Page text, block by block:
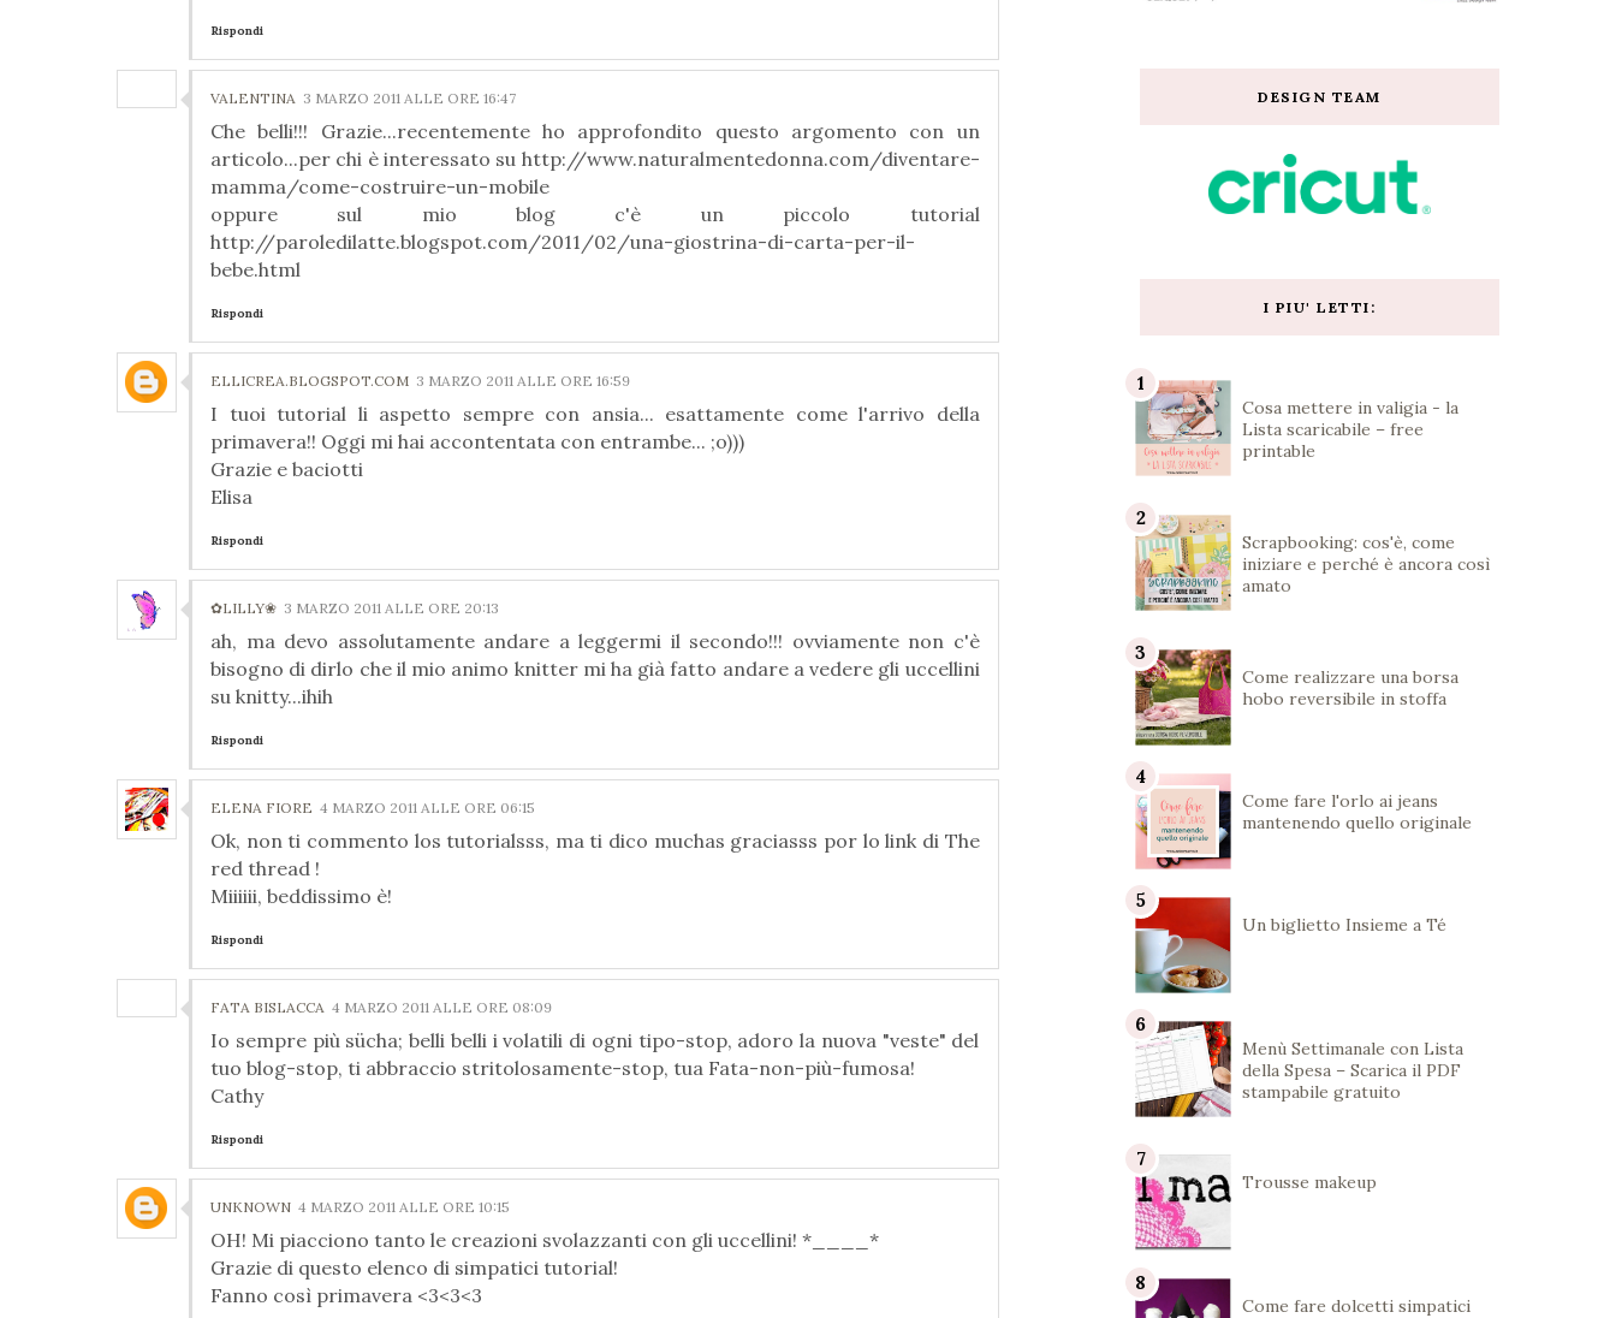
Rispondi
VALENTINA 3 MARZO 2011 ALLE ORE 16:47
Che belli!!! Grazie...recentemente ho approfondito questo argomento con un
articolo...per chi è interessato su http://www.naturalmentedonna.com/diventare-
mamma/come-costruire-un-mobile
oppure sul mio blog c'è un piccolo tutorial
http://paroledilatte.blogspot.com/2011/02/una-giostrina-di-carta-per-il-
bebe.html
Rispondi
ELLICREA.BLOGSPOT.COM 3 MARZO 2011 ALLE ORE 16:59
I tuoi tutorial li aspetto sempre con ansia... esattamente come l'arrivo della
primavera!! Oggi mi hai accontentata con entrambe... ;o)))
Grazie e baciotti
Elisa
Rispondi
✿LILLY❀ 3 MARZO 2011 ALLE ORE 20:13
ah, ma devo assolutamente andare a leggermi il secondo!!! ovviamente non c'è
bisogno di dirlo che il mio animo knitter mi ha già fatto andare a vedere gli uccellini
su knitty...ihih
Rispondi
ELENA FIORE 4 MARZO 2011 ALLE ORE 06:15
Ok, non ti commento los tutorialsss, ma ti dico muchas graciasss por lo link di The
red thread !
Miiiiii, beddissimo è!
Rispondi
FATA BISLACCA 4 MARZO 2011 ALLE ORE 08:09
Io sempre più sücha; belli belli i volatili di ogni tipo-stop, adoro la nuova "veste" del
tuo blog-stop, ti abbraccio stritolosamente-stop, tua Fata-non-più-fumosa!
Cathy
Rispondi
UNKNOWN 4 MARZO 2011 ALLE ORE 10:15
OH! Mi piacciono tanto le creazioni svolazzanti con gli uccellini! *____*
Grazie di questo elenco di simpatici tutorial!
Fanno così primavera <3<3<3
DESIGN TEAM
I PIU' LETTI:
Cosa mettere in valigia - la
Lista scaricabile – free
printable
Scrapbooking: cos'è, come
iniziare e perché è ancora così
amato
Come realizzare una borsa
hobo reversibile in stoffa
Come fare l'orlo ai jeans
mantenendo quello originale
Un biglietto Insieme a Té
Menù Settimanale con Lista
della Spesa – Scarica il PDF
stampabile gratuito
Trousse makeup
Come fare dolcetti simpatici